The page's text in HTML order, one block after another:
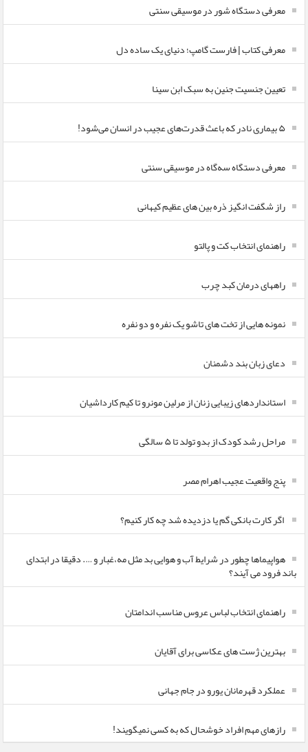
معرفی دستگاه شور در موسیقی سنتی
معرفی کتاب | فارست گامپ؛ دنیای یک ساده دل
تعیین جنسیت جنین به سبک ابن سینا
۵ بیماری نادر که باعث قدرت‌های عجیب در انسان می‌شود!
معرفی دستگاه سه‌گاه در موسیقی سنتی
راز شگفت انگیز ذره بین های عظیم کیهانی
راهنمای انتخاب کت و پالتو
راههای درمان کبد چرب
نمونه هایی از تخت های تاشو یک نفره و دو نفره
دعای زبان بند دشمنان
استانداردهای زیبایی زنان از مرلین مونرو تا کیم کارداشیان
مراحل رشد کودک از بدو تولد تا ۵ سالگی
پنج واقعیت عجیب اهرام مصر
اگر کارت بانکی گم یا دزدیده شد چه کار کنیم؟
هواپیماها چطور در شرایط آب و هوایی بد مثل مه،غبار و …. دقیقا در ابتدای
باند فرود می آیند؟
راهنمای انتخاب لباس عروس مناسب اندامتان
بهترین ژست های عکاسی برای آقایان
عملکرد قهرمانان یورو در جام جهانی
رازهای مهم افراد خوشحال که به کسی نمیگویند!